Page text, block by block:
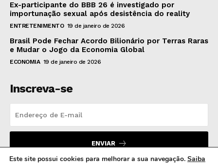
Ex-participante do BBB 26 é investigado por
importunação sexual após desistência do reality
ENTRETENIMENTO 19 de janeiro de 2026
Brasil Pode Fechar Acordo Bilionário por Terras Raras
e Mudar o Jogo da Economia Global
ECONOMIA 19 de janeiro de 2026
Inscreva-se
ENVIAR
Este site possui cookies para melhorar a sua navegação. Saiba